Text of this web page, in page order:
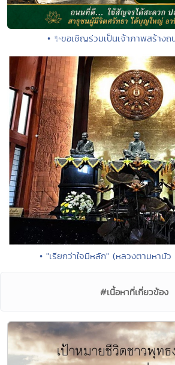
• ✨ขอเชิญร่วมเป็นเจ้าภาพสร้าง
• "เรียกว่าใจมีหลัก" (หลวงตามหา
#เนื้อหาที่เกี่ยวข้อง